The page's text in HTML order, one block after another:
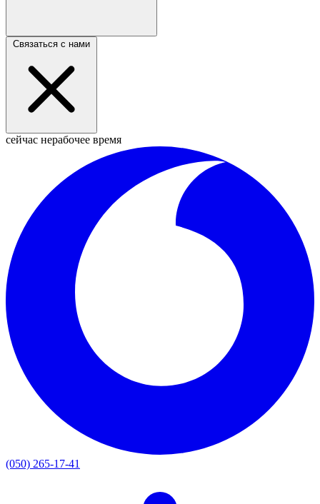
Связаться с нами
сейчас нерабочее время
(050) 265-17-41